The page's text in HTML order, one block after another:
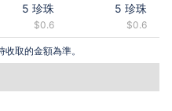
5 珍珠
$0.6
5 珍珠
$0.6
取的金額為準。